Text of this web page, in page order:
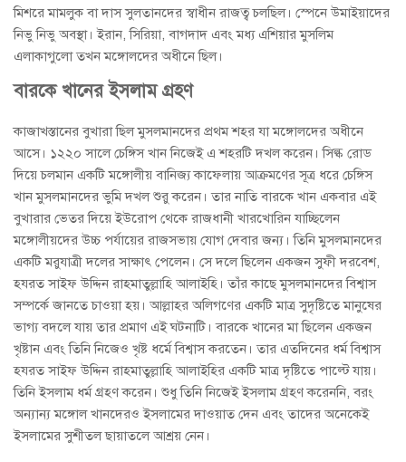
মিশরে মামলুক বা দাস সুলতানদের স্বাধীন রাজত্ব চলছিল। স্পেনে উমাইয়াদের
নিভু নিভু অবস্থা। ইরান, সিরিয়া, বাগদাদ এবং মধ্য এশিয়ার মুসলিম
এলাকাগুলো তখন মঙ্গোলদের অধীনে ছিল।
বারকে খানের ইসলাম গ্রহণ
কাজাখস্তানের বুখারা ছিল মুসলমানদের প্রথম শহর যা মঙ্গোলদের অধীনে
আসে। ১২২০ সালে চেঙ্গিস খান নিজেই এ শহরটি দখল করেন। সিল্ক রোড
দিয়ে চলমান একটি মঙ্গোলীয় বানিজ্য কাফেলায় আক্রমণের সূত্র ধরে চেঙ্গিস
খান মুসলমানদের ভুমি দখল শুরু করেন। তার নাতি বারকে খান একবার এই
বুখারার ভেতর দিয়ে ইউরোপ থেকে রাজধানী খারখোরিন যাচ্ছিলেন
মঙ্গোলীয়দের উচ্চ পর্যায়ের রাজসভায় যোগ দেবার জন্য। তিনি মুসলমানদের
একটি মরুযাত্রী দলের সাক্ষাৎ পেলেন। সে দলে ছিলেন একজন সুফী দরবেশ,
হযরত সাইফ উদ্দিন রাহমাতুল্লাহি আলাইহি। তাঁর কাছে মুসলমানদের বিশ্বাস
সম্পর্কে জানতে চাওয়া হয়। আল্লাহর অলিগণের একটি মাত্র সুদৃষ্টিতে মানুষের
ভাগ্য বদলে যায় তার প্রমাণ এই ঘটনাটি। বারকে খানের মা ছিলেন একজন
খৃষ্টান এবং তিনি নিজেও খৃষ্ট ধর্মে বিশ্বাস করতেন। তার এতদিনের ধর্ম বিশ্বাস
হযরত সাইফ উদ্দিন রাহমাতুল্লাহি আলাইহির একটি মাত্র দৃষ্টিতে পাল্টে যায়।
তিনি ইসলাম ধর্ম গ্রহণ করেন। শুধু তিনি নিজেই ইসলাম গ্রহণ করেননি, বরং
অন্যান্য মঙ্গোল খানদেরও ইসলামের দাওয়াত দেন এবং তাদের অনেকেই
ইসলামের সুশীতল ছায়াতলে আশ্রয় নেন।